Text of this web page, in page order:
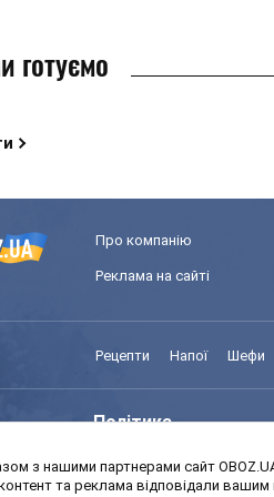
готуємо
Про компанію
Реклама на сайті
Рецепти Напої Шефи
Політика
Спорт
з нашими партнерами сайт
та реклама відповідали вашим